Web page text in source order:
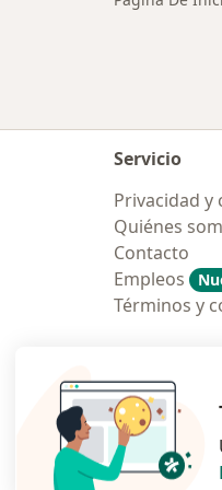
Servicio
Privacidad y
Quiénes
Contacto
Empleos
Términos y